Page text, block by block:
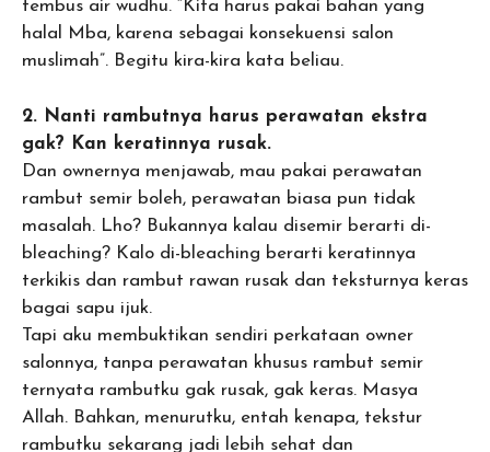
tembus air wudhu. “Kita harus pakai bahan yang
halal Mba, karena sebagai konsekuensi salon
muslimah”. Begitu kira-kira kata beliau.
2. Nanti rambutnya harus perawatan ekstra
gak? Kan keratinnya rusak.
Dan ownernya menjawab, mau pakai perawatan
rambut semir boleh, perawatan biasa pun tidak
masalah. Lho? Bukannya kalau disemir berarti di-
bleaching? Kalo di-bleaching berarti keratinnya
terkikis dan rambut rawan rusak dan teksturnya keras
bagai sapu ijuk.
Tapi aku membuktikan sendiri perkataan owner
salonnya, tanpa perawatan khusus rambut semir
ternyata rambutku gak rusak, gak keras. Masya
Allah. Bahkan, menurutku, entah kenapa, tekstur
rambutku sekarang jadi lebih sehat dan